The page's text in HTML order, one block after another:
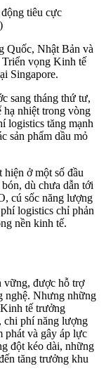
tiêu cực
Quốc, Nhật Bản và
Triển vọng Kinh tế
Singapore.
sang tháng thứ tư,
hạ nhiệt trong vòng
logistics tăng mạnh
sản phẩm dầu mỏ
hiện ở một số đầu
dù chưa dẫn tới
cú sốc năng lượng
logistics chỉ phản
nền kinh tế.
được hỗ trợ
nghệ. Nhưng những
tế trưởng
chi phí năng lượng
phát và gây áp lực
đột kéo dài, những
tăng trưởng khu